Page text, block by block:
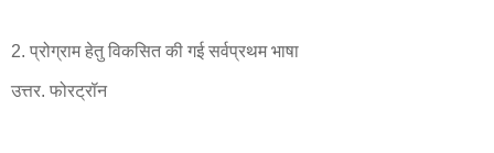
2. प्रोग्राम हेतु विकसित की गई सर्वप्रथम भाषा
उत्तर. फोरट्रॉन